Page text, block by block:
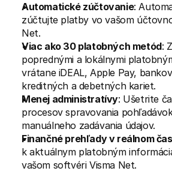
Automatické zúčtovanie:
zúčtujte platby vo vašom
Net.
Viac ako 30 platobných metód:
poprednými a lokálnymi
vrátane iDEAL, Apple Pay,
kreditných a debetných kariet.
Menej administratívy: Ušetrite
procesov spravovania
manuálneho zadávania údajov.
Finančné prehľady v reálnom
k aktuálnym platobným
vašom softvéri Visma Net.